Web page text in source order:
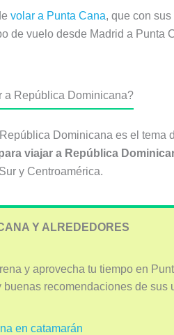
volar a Punta Cana, que con
de vuelo desde Madrid a Punta
a República Dominicana?
Dominicana es el tema
viajar a República
y Centroamérica.
Y ALREDEDORES
y aprovecha tu tiempo en
buenas recomendaciones de sus
en catamarán